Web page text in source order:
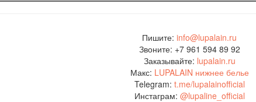
Пишите: info@lupalain.ru
Звоните: +7 961 594 89 92
Заказывайте: lupalain.ru
Макс: LUPALAIN нижнее белье
Telegram: t.me/lupalainofficial
Инстаграм: @lupaline_official